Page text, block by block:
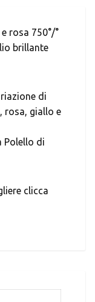
rosa 750°/°
brillante
di
rosa, giallo e
Polello di
clicca